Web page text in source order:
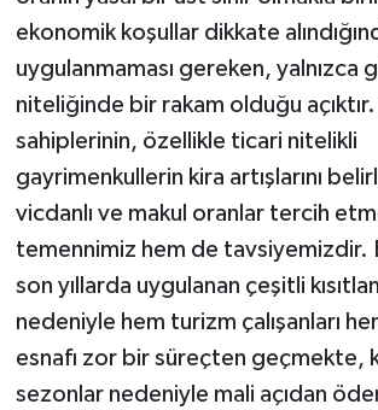
ekonomik koşullar dikkate
uygulanmaması gereken, yalnızca
niteliğinde bir rakam olduğu
sahiplerinin, özellikle ticari nitelikli
gayrimenkullerin kira artışlarını
vicdanlı ve makul oranlar tercih
temennimiz hem de tavsiyemizdir.
son yıllarda uygulanan çeşitli
nedeniyle hem turizm çalışanları
esnafı zor bir süreçten geçmekte,
sezonlar nedeniyle mali açıdan